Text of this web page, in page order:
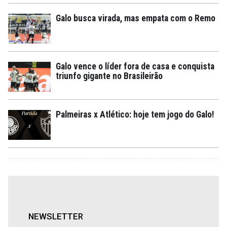
Galo busca virada, mas empata com o Remo
Galo vence o líder fora de casa e conquista
triunfo gigante no Brasileirão
Palmeiras x Atlético: hoje tem jogo do Galo!
NEWSLETTER